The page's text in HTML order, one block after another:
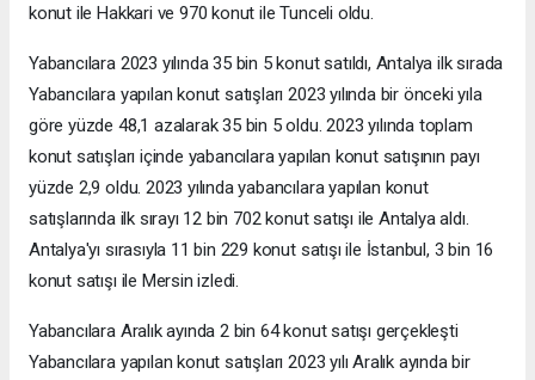
konut ile Hakkari ve 970 konut ile Tunceli oldu.
Yabancılara 2023 yılında 35 bin 5 konut satıldı, Antalya ilk sırada
Yabancılara yapılan konut satışları 2023 yılında bir önceki yıla
göre yüzde 48,1 azalarak 35 bin 5 oldu. 2023 yılında toplam
konut satışları içinde yabancılara yapılan konut satışının payı
yüzde 2,9 oldu. 2023 yılında yabancılara yapılan konut
satışlarında ilk sırayı 12 bin 702 konut satışı ile Antalya aldı.
Antalya'yı sırasıyla 11 bin 229 konut satışı ile İstanbul, 3 bin 16
konut satışı ile Mersin izledi.
Yabancılara Aralık ayında 2 bin 64 konut satışı gerçekleşti
Yabancılara yapılan konut satışları 2023 yılı Aralık ayında bir